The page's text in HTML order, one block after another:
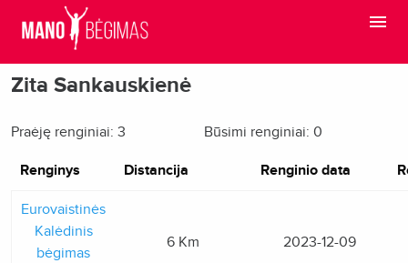
Zita Sankauskienė
Praėję renginiai: 3 Būsimi renginiai: 0
Renginys Distancija Renginio data
Eurovaistinės
Kalėdinis
bėgimas
6 Km 2023-12-09